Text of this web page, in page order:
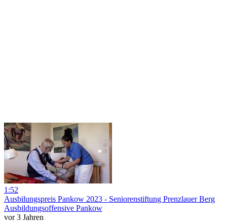
1:52
Ausbilungspreis Pankow 2023 - Seniorenstiftung Prenzlauer Berg
Ausbildungsoffensive Pankow
vor 3 Jahren